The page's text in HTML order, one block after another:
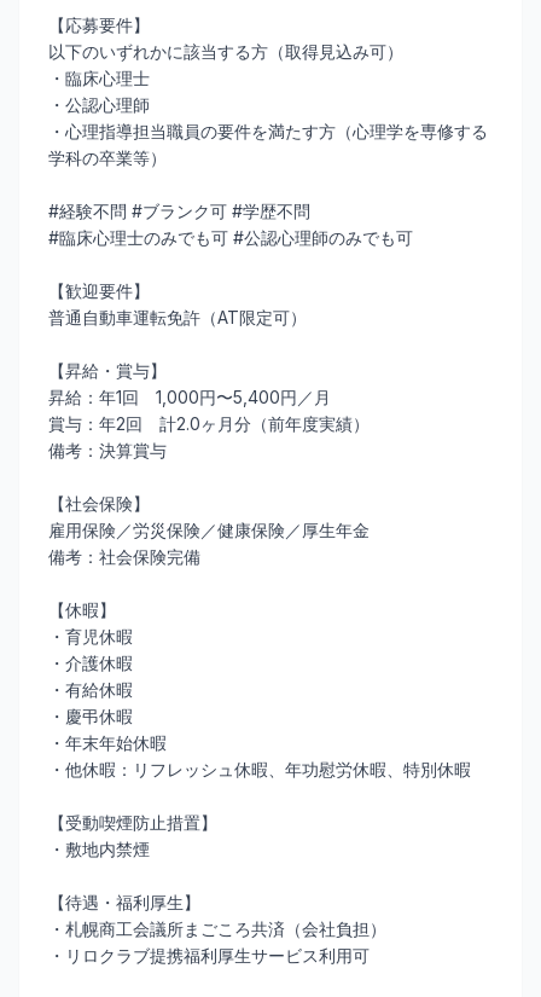
【応募要件】
以下のいずれかに該当する方（取得見込み可）
・臨床心理士
・公認心理師
・心理指導担当職員の要件を満たす方（心理学を専修する
学科の卒業等）
#経験不問 #ブランク可 #学歴不問
#臨床心理士のみでも可 #公認心理師のみでも可
【歓迎要件】
普通自動車運転免許（AT限定可）
【昇給・賞与】
昇給：年1回 1,000円〜5,400円／月
賞与：年2回 計2.0ヶ月分（前年度実績）
備考：決算賞与
【社会保険】
雇用保険／労災保険／健康保険／厚生年金
備考：社会保険完備
【休暇】
・育児休暇
・介護休暇
・有給休暇
・慶弔休暇
・年末年始休暇
・他休暇：リフレッシュ休暇、年功慰労休暇、特別休暇
【受動喫煙防止措置】
・敷地内禁煙
【待遇・福利厚生】
・札幌商工会議所まごころ共済（会社負担）
・リロクラブ提携福利厚生サービス利用可